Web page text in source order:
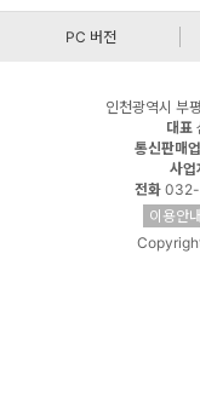
PC 버전
인천광역시 부
대표
통신판매
사업
전화
이용안내